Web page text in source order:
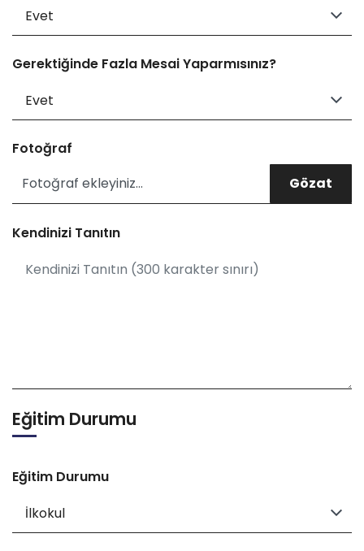
Gerektiğinde Fazla Mesai Yaparmısınız?
Fotoğraf
Fotoğraf ekleyiniz...
Kendinizi Tanıtın
Eğitim Durumu
Eğitim Durumu